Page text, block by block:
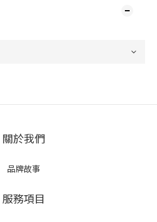
關於我們
品牌故事
服務項目